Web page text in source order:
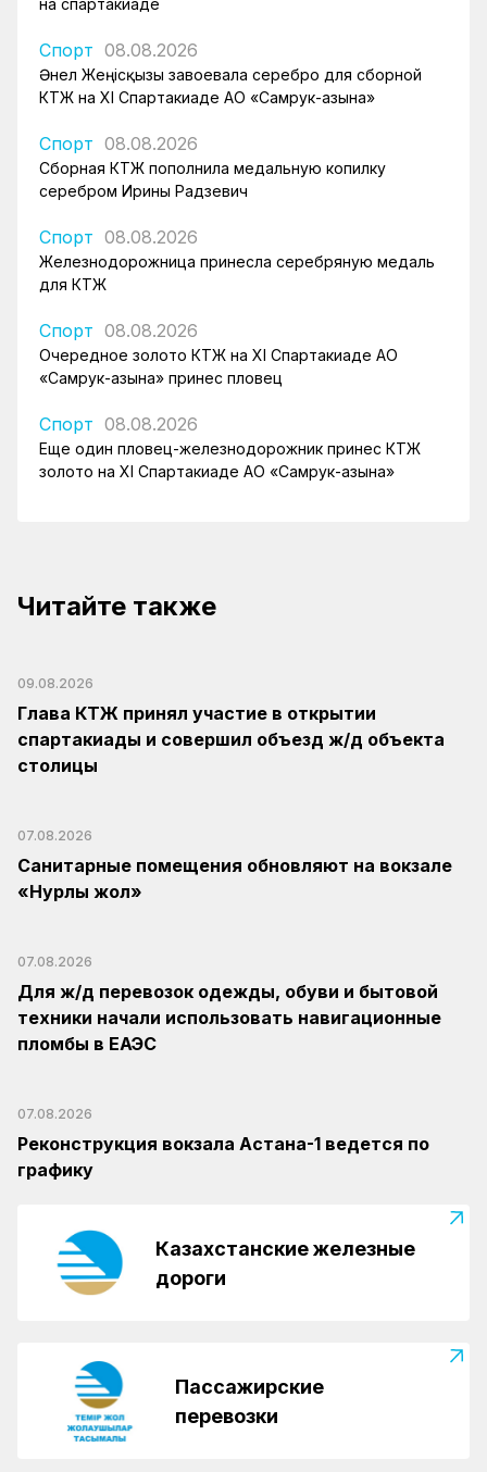
на спартакиаде
Спорт 08.08.2026
Әнел Жеңісқызы завоевала серебро для сборной
КТЖ на XI Спартакиаде АО «Самрук-Қазына»
Спорт 08.08.2026
Сборная КТЖ пополнила медальную копилку
серебром Ирины Радзевич
Спорт 08.08.2026
Железнодорожница принесла серебряную медаль
для КТЖ
Спорт 08.08.2026
Очередное золото КТЖ на XI Спартакиаде АО
«Самрук-Қазына» принес пловец
Спорт 08.08.2026
Еще один пловец-железнодорожник принес КТЖ
золото на XI Спартакиаде АО «Самрук-Қазына»
Читайте также
09.08.2026
Глава КТЖ принял участие в открытии
спартакиады и совершил объезд ж/д объекта
столицы
07.08.2026
Санитарные помещения обновляют на вокзале
«Нурлы жол»
07.08.2026
Для ж/д перевозок одежды, обуви и бытовой
техники начали использовать навигационные
пломбы в ЕАЭС
07.08.2026
Реконструкция вокзала Астана-1 ведется по
графику
Казахстанские железные
дороги
Пассажирские
перевозки